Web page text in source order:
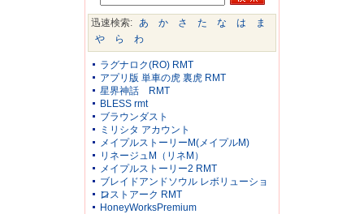
迅速検索: あ か さ た な は
ま
や
ら わ
ラグナロク(RO) RMT
アプリ版 単車の虎 裏虎 RMT
星界神話 RMT
BLESS rmt
ブラウンダスト
ミリシタ アカウント
メイプルストーリーM(メイプルM)
リネージュM（リネM）
メイプルストーリー2 RMT
ブレイドアンドソウル レボリューショ
ン
ロストアーク RMT
HoneyWorksPremium